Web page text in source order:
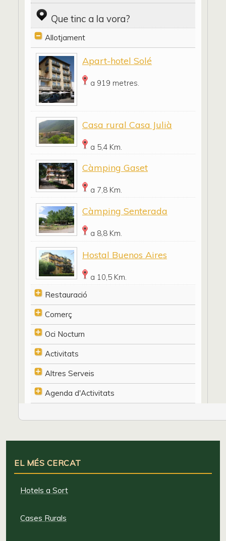
Que tinc a la vora?
Allotjament
Apart-hotel Solé
a 919 metres.
Casa rural Casa Julià
a 5,4 Km.
Càmping Gaset
a 7,8 Km.
Càmping Senterada
a 8,8 Km.
Hostal Buenos Aires
a 10,5 Km.
Restauració
Comerç
Oci Nocturn
Activitats
Altres Serveis
Agenda d'Activitats
EL MÉS CERCAT
Hotels a Sort
Cases Rurals